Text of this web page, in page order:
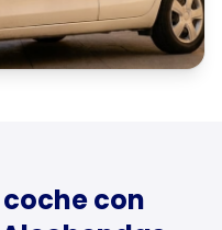
cochecon